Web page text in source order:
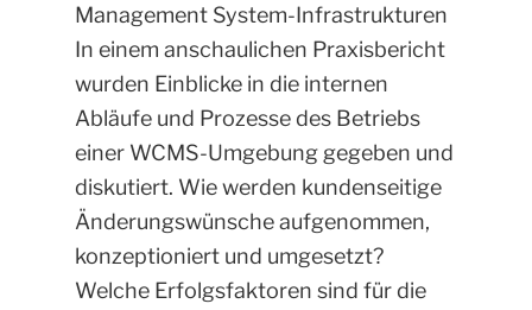
Management System-Infrastrukturen
In einem anschaulichen Praxisbericht
wurden Einblicke in die internen
Abläufe und Prozesse des Betriebs
einer WCMS-Umgebung gegeben und
diskutiert. Wie werden kundenseitige
Änderungswünsche aufgenommen,
konzeptioniert und umgesetzt?
Welche Erfolgsfaktoren sind für die